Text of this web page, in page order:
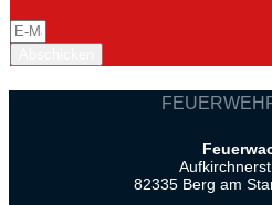
82335 Berg am